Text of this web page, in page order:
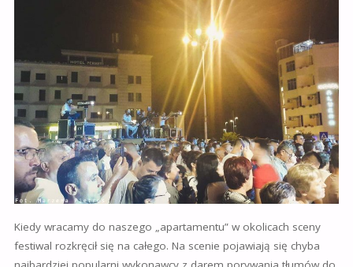
Kiedy wracamy do naszego „apartamentu” w okolicach sceny
festiwal rozkręcił się na całego. Na scenie pojawiają się chyba